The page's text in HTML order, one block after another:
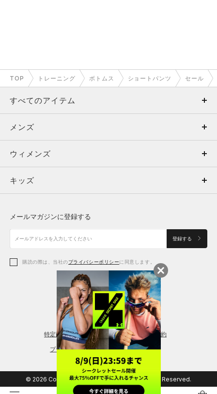
TOP トレーニング ボトムス ショートパンツ セール
すべてのアイテム
メンズ
ウィメンズ
キッズ
アクセサリー
メンズ
トップス
ボトムス
アクセサリー
ウィメンズ
トップス
シューズ
アクセサリー
レギンス＆タイツ
キッズ
シューズ
メールマガジンに登録する
登録する
購読の際は、当社のプライバシーポリシーに同意します。
特定商取引法に基づく通販の表記 会員規約
プライバシーポリシー
© 2026 Copyright DOME Corporation. All Rights Reserved.